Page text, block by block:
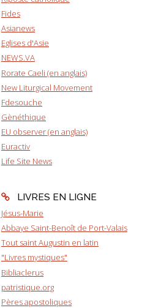
Fides
Asianews
Eglises d'Asie
NEWS.VA
Rorate Caeli (en anglais)
New Liturgical Movement
Fdesouche
Gènéthique
EU observer (en anglais)
Euractiv
Life Site News
LIVRES EN LIGNE
Jésus-Marie
Abbaye Saint-Benoît de Port-Valais
Tout saint Augustin en latin
"Livres mystiques"
Bibliaclerus
patristique.org
Pères apostoliques